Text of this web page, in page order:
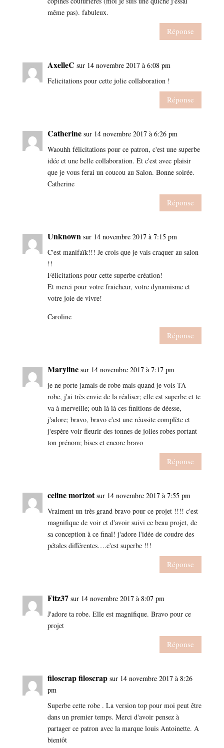
même pas). fabuleux.
Réponse
AxelleC sur 14 novembre 2017 à 6:08 pm
Felicitations pour cette jolie collaboration !
Réponse
Catherine sur 14 novembre 2017 à 6:26 pm
Waouhh félicitations pour ce patron, c'est une superbe
idée et une belle collaboration. Et c'est avec plaisir
que je vous ferai un coucou au Salon. Bonne soirée.
Catherine
Réponse
Unknown sur 14 novembre 2017 à 7:15 pm
C'est manifaïk!!! Je crois que je vais craquer au salon
!!
Félicitations pour cette superbe création!
Et merci pour votre fraicheur, votre dynamisme et
votre joie de vivre!
Caroline
Réponse
Maryline sur 14 novembre 2017 à 7:17 pm
je ne porte jamais de robe mais quand je vois TA
robe, j'ai très envie de la réaliser; elle est superbe et te
va à merveille; ouh là là ces finitions de déesse,
j'adore; bravo, bravo c'est une réussite complète et
j'espère voir fleurir des tonnes de jolies robes portant
ton prénom; bises et encore bravo
Réponse
celine morizot sur 14 novembre 2017 à 7:55 pm
Vraiment un très grand bravo pour ce projet !!!! c'est
magnifique de voir et d'avoir suivi ce beau projet, de
sa conception à ce final! j'adore l'idée de coudre des
pétales différentes….c'est superbe !!!
Réponse
Fitz37 sur 14 novembre 2017 à 8:07 pm
J'adore ta robe. Elle est magnifique. Bravo pour ce
projet
Réponse
filoscrap filoscrap sur 14 novembre 2017 à 8:26
pm
Superbe cette robe . La version top pour moi peut être
dans un premier temps. Merci d'avoir pensez à
partager ce patron avec la marque louis Antoinette. A
bientôt